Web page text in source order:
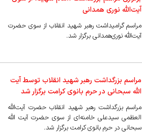
آیت‌الله نوری همدانی
مراسم گرامیداشت رهبر شهید انقلاب از سوی حضرت
آیت‌الله نوری‌همدانی برگزار شد.
مراسم بزرگداشت رهبر شهید انقلاب توسط آیت
الله سبحانی در حرم بانوی کرامت برگزار شد
مراسم بزرگداشت رهبر شهید انقلاب حضرت آیت‌الله
العظمی سیدعلی خامنه‌ای از سوی حضرت آیت الله
سبحانی در حرم بانوی کرامت برگزار شد.